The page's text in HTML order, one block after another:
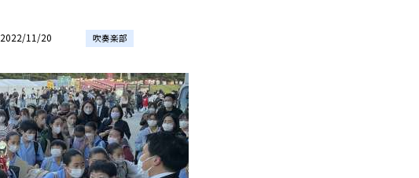
2022/11/20 吹奏楽部